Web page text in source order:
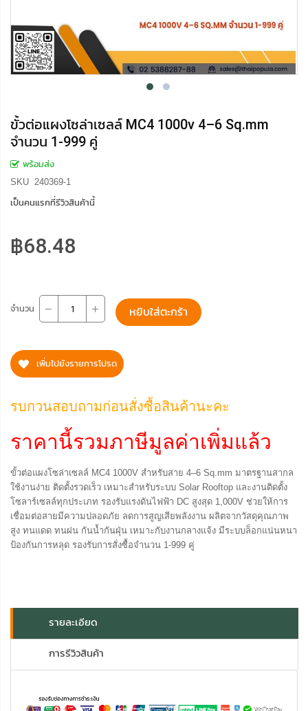
ขั้วต่อแผงโซล่าเซลล์ MC4 1000v 4–6 Sq.mm
จำนวน 1-999 คู่
พร้อมส่ง
SKU 240369-1
เป็นคนแรกที่รีวิวสินค้านี้
฿68.48
จำนวน หยิบใส่ตะกร้า
เพิ่มไปยังรายการโปรด
รบกวนสอบถามก่อนสั่งซื้อสินค้านะคะ
ราคานี้รวมภาษีมูลค่าเพิ่มแล้ว
ขั้วต่อแผงโซล่าเซลล์ MC4 1000V สำหรับสาย 4–6 Sq.mm มาตรฐานสากล
ใช้งานง่าย ติดตั้งรวดเร็ว เหมาะสำหรับระบบ Solar Rooftop และงานติดตั้ง
โซลาร์เซลล์ทุกประเภท รองรับแรงดันไฟฟ้า DC สูงสุด 1,000V ช่วยให้การ
เชื่อมต่อสายมีความปลอดภัย ลดการสูญเสียพลังงาน ผลิตจากวัสดุคุณภาพ
สูง ทนแดด ทนฝน กันน้ำกันฝุ่น เหมาะกับงานกลางแจ้ง มีระบบล็อกแน่นหนา
ป้องกันการหลุด รองรับการสั่งซื้อจำนวน 1-999 คู่
รายละเอียด
การรีวิวสินค้า